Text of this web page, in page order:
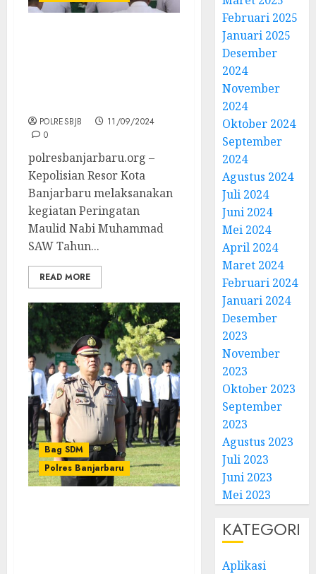
POLRESBJB
11/09/2024
0
polresbanjarbaru.org –
Kepolisian Resor Kota
Banjarbaru melaksanakan
kegiatan Peringatan
Maulid Nabi Muhammad
SAW Tahun...
READ MORE
Bag SDM
Polres Banjarbaru
Februari 2025
Januari 2025
Desember
2024
November
2024
Oktober 2024
September
2024
Agustus 2024
Juli 2024
Juni 2024
Mei 2024
April 2024
Maret 2024
Februari 2024
Januari 2024
Desember
2023
November
2023
Oktober 2023
September
2023
Agustus 2023
Juli 2023
Juni 2023
Mei 2023
KATEGORI
Aplikasi